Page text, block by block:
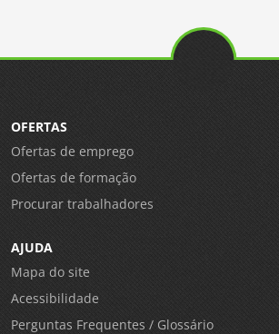
OFERTAS
Ofertas de emprego
Ofertas de formação
Procurar trabalhadores
AJUDA
Mapa do site
Acessibilidade
Perguntas Frequentes / Glossário